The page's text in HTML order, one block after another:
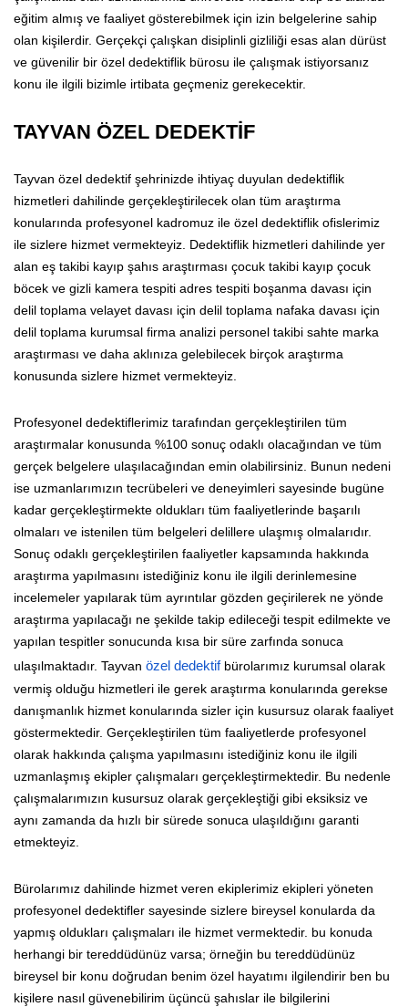
eğitim almış ve faaliyet gösterebilmek için izin belgelerine sahip
olan kişilerdir. Gerçekçi çalışkan disiplinli gizliliği esas alan dürüst
ve güvenilir bir özel dedektiflik bürosu ile çalışmak istiyorsanız
konu ile ilgili bizimle irtibata geçmeniz gerekecektir.
TAYVAN ÖZEL DEDEKTİF
Tayvan özel dedektif şehrinizde ihtiyaç duyulan dedektiflik
hizmetleri dahilinde gerçekleştirilecek olan tüm araştırma
konularında profesyonel kadromuz ile özel dedektiflik ofislerimiz
ile sizlere hizmet vermekteyiz. Dedektiflik hizmetleri dahilinde yer
alan eş takibi kayıp şahıs araştırması çocuk takibi kayıp çocuk
böcek ve gizli kamera tespiti adres tespiti boşanma davası için
delil toplama velayet davası için delil toplama nafaka davası için
delil toplama kurumsal firma analizi personel takibi sahte marka
araştırması ve daha aklınıza gelebilecek birçok araştırma
konusunda sizlere hizmet vermekteyiz.
Profesyonel dedektiflerimiz tarafından gerçekleştirilen tüm
araştırmalar konusunda %100 sonuç odaklı olacağından ve tüm
gerçek belgelere ulaşılacağından emin olabilirsiniz. Bunun nedeni
ise uzmanlarımızın tecrübeleri ve deneyimleri sayesinde bugüne
kadar gerçekleştirmekte oldukları tüm faaliyetlerinde başarılı
olmaları ve istenilen tüm belgeleri delillere ulaşmış olmalarıdır.
Sonuç odaklı gerçekleştirilen faaliyetler kapsamında hakkında
araştırma yapılmasını istediğiniz konu ile ilgili derinlemesine
incelemeler yapılarak tüm ayrıntılar gözden geçirilerek ne yönde
araştırma yapılacağı ne şekilde takip edileceği tespit edilmekte ve
yapılan tespitler sonucunda kısa bir süre zarfında sonuca
ulaşılmaktadır. Tayvan özel dedektifbürolarımız kurumsal olarak
vermiş olduğu hizmetleri ile gerek araştırma konularında gerekse
danışmanlık hizmet konularında sizler için kusursuz olarak faaliyet
göstermektedir. Gerçekleştirilen tüm faaliyetlerde profesyonel
olarak hakkında çalışma yapılmasını istediğiniz konu ile ilgili
uzmanlaşmış ekipler çalışmaları gerçekleştirmektedir. Bu nedenle
çalışmalarımızın kusursuz olarak gerçekleştiği gibi eksiksiz ve
aynı zamanda da hızlı bir sürede sonuca ulaşıldığını garanti
etmekteyiz.
Bürolarımız dahilinde hizmet veren ekiplerimiz ekipleri yöneten
profesyonel dedektifler sayesinde sizlere bireysel konularda da
yapmış oldukları çalışmaları ile hizmet vermektedir. bu konuda
herhangi bir tereddüdünüz varsa; örneğin bu tereddüdünüz
bireysel bir konu doğrudan benim özel hayatımı ilgilendirir ben bu
kişilere nasıl güvenebilirim üçüncü şahıslar ile bilgilerini